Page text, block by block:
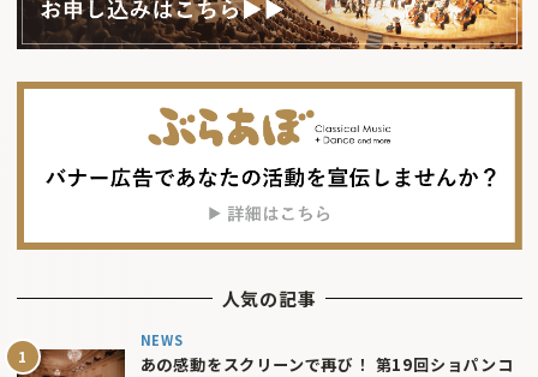
人気の記事
NEWS
あの感動をスクリーンで再び！ 第19回ショパンコ